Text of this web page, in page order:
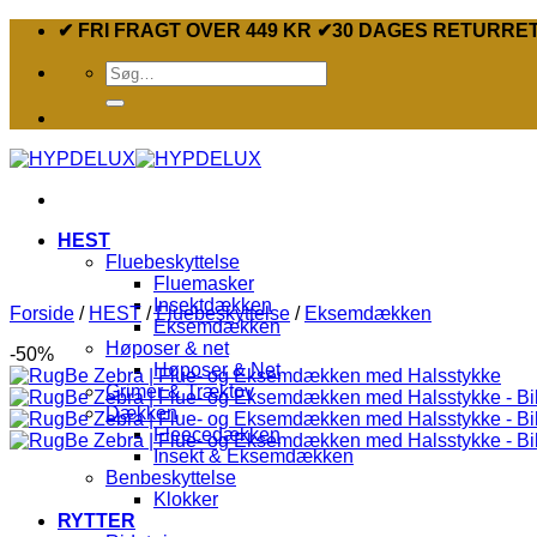
Fortsæt
indhold
✔ FRI FRAGT OVER 449 KR ✔30 DAGES
Søg
efter:
HEST
Fluebeskyttelse
Fluemasker
Insektdækken
Eksemdækken
Høposer & net
Høposer & Net
Grimer & Træktov
Dækken
Fleecedækken
Insekt & Eksemdækken
Benbeskyttelse
Klokker
RYTTER
Forside / HEST / Fluebeskyttelse / Eksemdækken
-50%